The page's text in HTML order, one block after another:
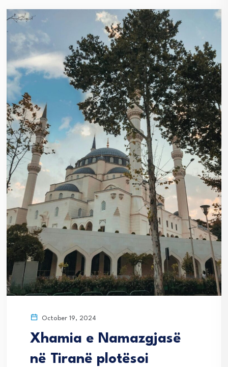
October 19, 2024
Xhamia e Namazgjasë
në Tiranë plotësoi